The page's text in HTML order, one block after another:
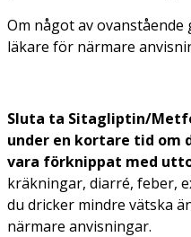
Om något av ovanstående
läkare för närmare
Sluta ta Sitagliptin/
under en kortare tid om
vara förknippat med
kräkningar, diarré, feber,
du dricker mindre vätska
närmare anvisningar.